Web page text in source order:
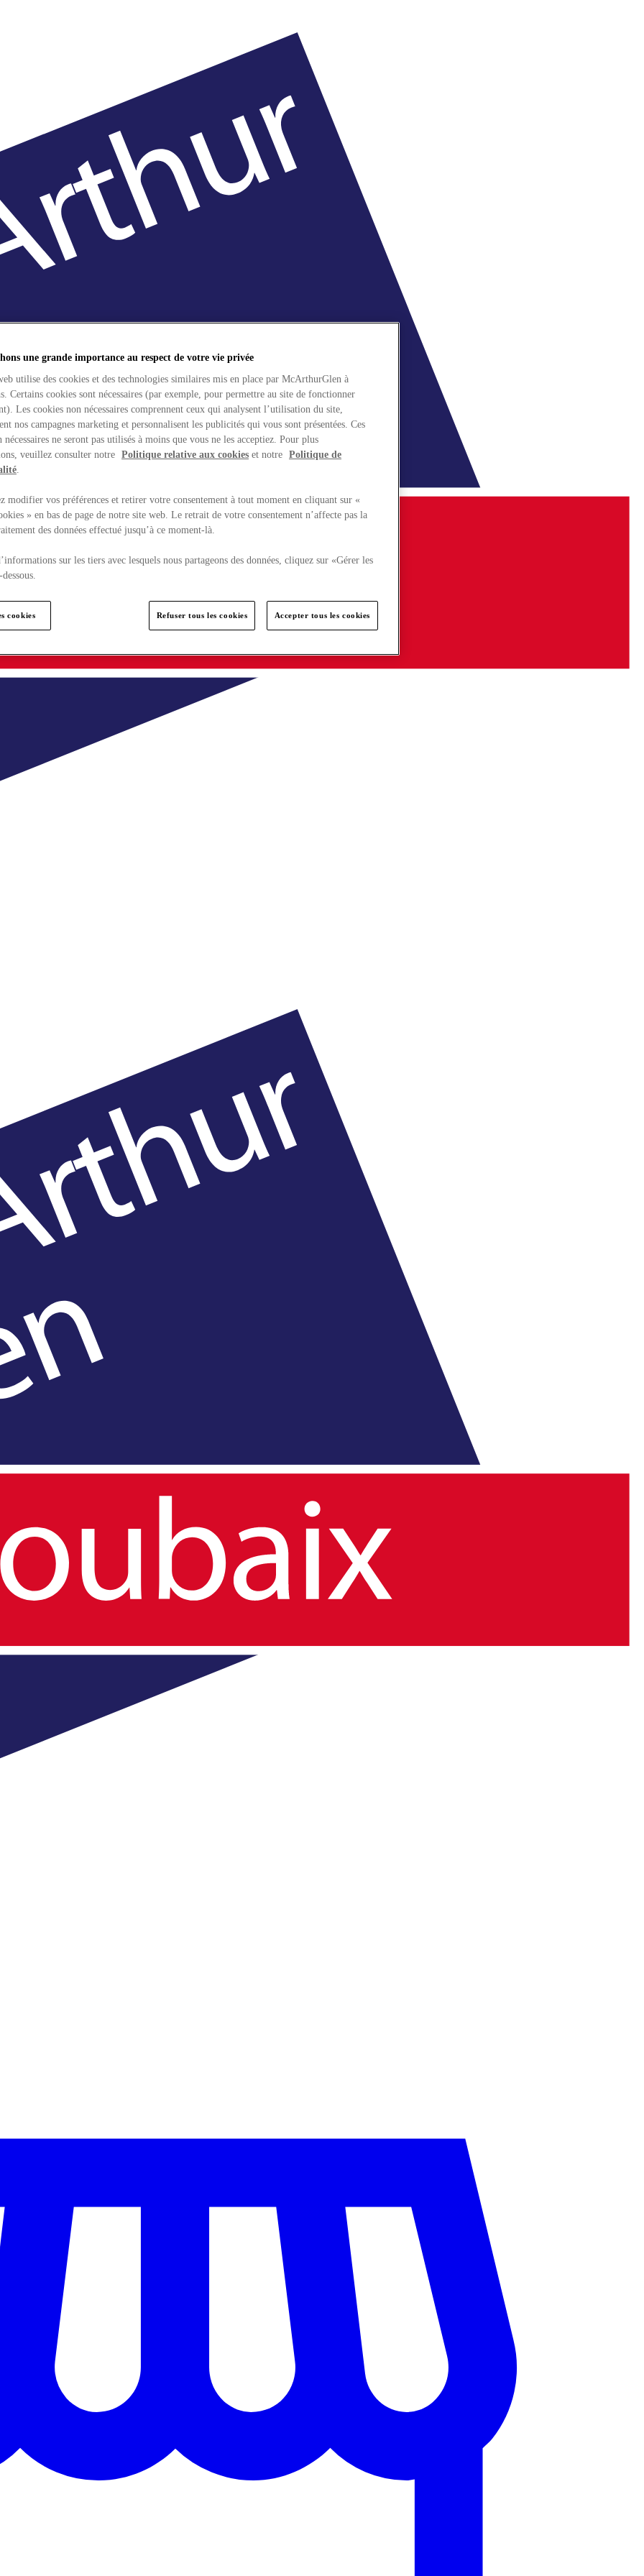
une grande importance au respect de votre vie privée
utilise des cookies et des technologies similaires mis en place par McArthurGlen à
Certains cookies sont nécessaires (par exemple, pour permettre au site de fonctionner
Les cookies non nécessaires comprennent ceux qui analysent l’utilisation du site,
nos campagnes marketing et personnalisent les publicités qui vous sont présentées. Ces
nécessaires ne seront pas utilisés à moins que vous ne les acceptiez. Pour plus
veuillez consulter notre Politique relative aux cookies et notre Politique de
.
modifier vos préférences et retirer votre consentement à tout moment en cliquant sur «
» en bas de page de notre site web. Le retrait de votre consentement n’affecte pas la
des données effectué jusqu’à ce moment-là.
sur les tiers avec lesquels nous partageons des données, cliquez sur «Gérer les
cookies Refuser tous les cookies Accepter tous les cookies